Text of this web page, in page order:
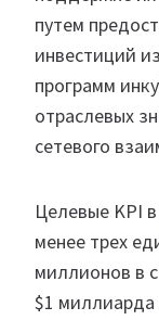
путем
инвестиций
программ
отраслевых
сетевого
Целевые KPI
менее трех
миллионов в
$1 миллиарда